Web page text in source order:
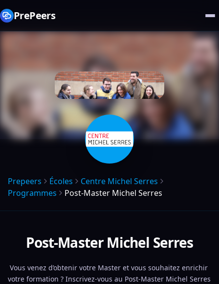
PrePeers
Prepeers Écoles
Centre Michel Serres
Programmes
Post-Master Michel Serres
Post-Master Michel Serres
Vous venez d’obtenir votre Master et vous souhaitez enrichir
votre formation ? Inscrivez-vous au Post-Master Michel Serres